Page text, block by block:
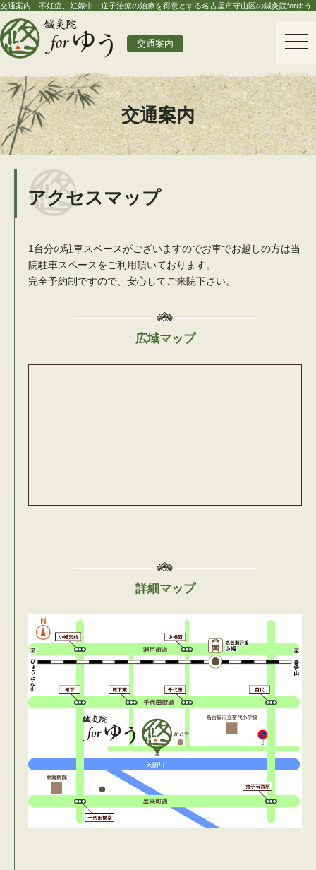
交通案内｜不妊症、妊娠中・逆子治療の治療を得意とする名古屋市守山区の鍼灸院forゆう
交通案内
交通案内
アクセスマップ
1台分の駐車スペースがございますのでお車でお越しの方は当
院駐車スペースをご利用頂いております。
完全予約制ですので、安心してご来院下さい。
広域マップ
詳細マップ